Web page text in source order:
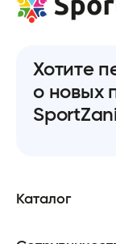
Хотите
о новых
Каталог